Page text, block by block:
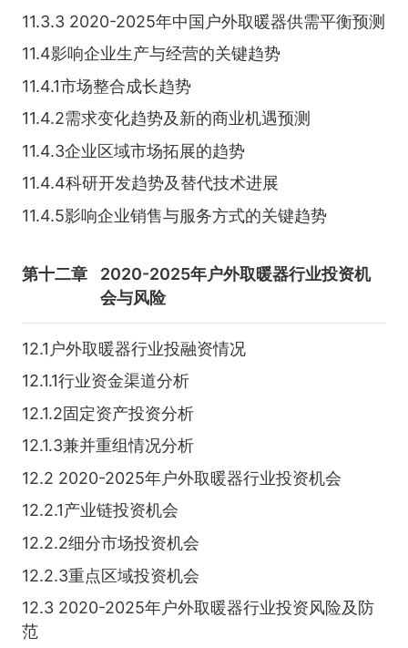
11.3.3 2020-2025年中国户外取暖器供需平衡预测
11.4影响企业生产与经营的关键趋势
11.4.1市场整合成长趋势
11.4.2需求变化趋势及新的商业机遇预测
11.4.3企业区域市场拓展的趋势
11.4.4科研开发趋势及替代技术进展
11.4.5影响企业销售与服务方式的关键趋势
第十二章
2020-2025年户外取暖器行业投资机
会与风险
12.1户外取暖器行业投融资情况
12.1.1行业资金渠道分析
12.1.2固定资产投资分析
12.1.3兼并重组情况分析
12.2 2020-2025年户外取暖器行业投资机会
12.2.1产业链投资机会
12.2.2细分市场投资机会
12.2.3重点区域投资机会
12.3 2020-2025年户外取暖器行业投资风险及防
范